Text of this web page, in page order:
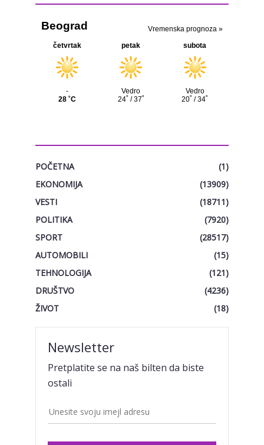
POČETNA
(1)
EKONOMIJA
(13909)
VESTI
(18711)
POLITIKA
(7920)
SPORT
(28517)
AUTOMOBILI
(15)
TEHNOLOGIJA
(121)
DRUŠTVO
(4236)
ŽIVOT
(18)
Newsletter
Pretplatite se na naš bilten da biste
ostali